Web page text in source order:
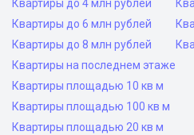
Квартиры до 4 млн рублей
Квартиры до 6 млн рублей
Квартиры до 8 млн рублей
Квартиры на последнем этаже
Квартиры площадью 10 кв м
Квартиры площадью 100 кв м
Квартиры площадью 20 кв м